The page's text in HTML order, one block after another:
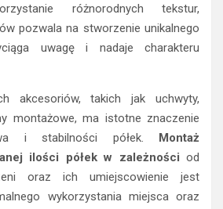
różnorodnych tekstur,
pozwala na stworzenie unikalnego
uwagę i nadaje charakteru
akcesoriów, takich jak uchwyty,
montażowe, ma istotne znaczenie
i stabilności półek. Montaż
ilości półek w zależności od
oraz ich umiejscowienie jest
wykorzystania miejsca oraz